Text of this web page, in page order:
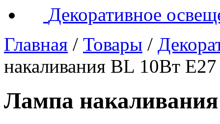
Декоративное
Главная / Товары /
накаливания BL 10Вт Е27
Лампа